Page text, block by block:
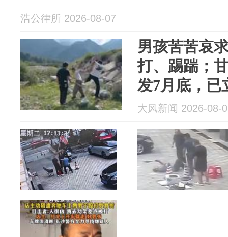
浩公律所 2026-08-07
男孩苦苦哀
打、踢踹；
发7月底，已
大碍
大风新闻 2026-08-